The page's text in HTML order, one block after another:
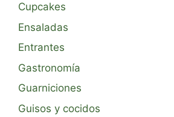
Cupcakes
Ensaladas
Entrantes
Gastronomía
Guarniciones
Guisos y cocidos